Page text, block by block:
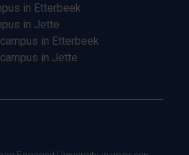
in Etterbeek
in Jette
in Etterbeek
in Jette